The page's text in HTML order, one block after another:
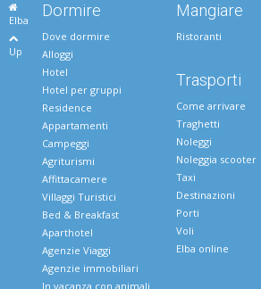
Elba
Up
Dormire
Dove dormire
Alloggi
Hotel
Hotel per gruppi
Residence
Appartamenti
Campeggi
Agriturismi
Affittacamere
Villaggi Turistici
Bed & Breakfast
Aparthotel
Agenzie Viaggi
Agenzie immobiliari
In vacanza con animali
Mangiare
Ristoranti
Trasporti
Come arrivare
Traghetti
Noleggi
Noleggia scooter
Taxi
Destinazioni
Porti
Voli
Elba online